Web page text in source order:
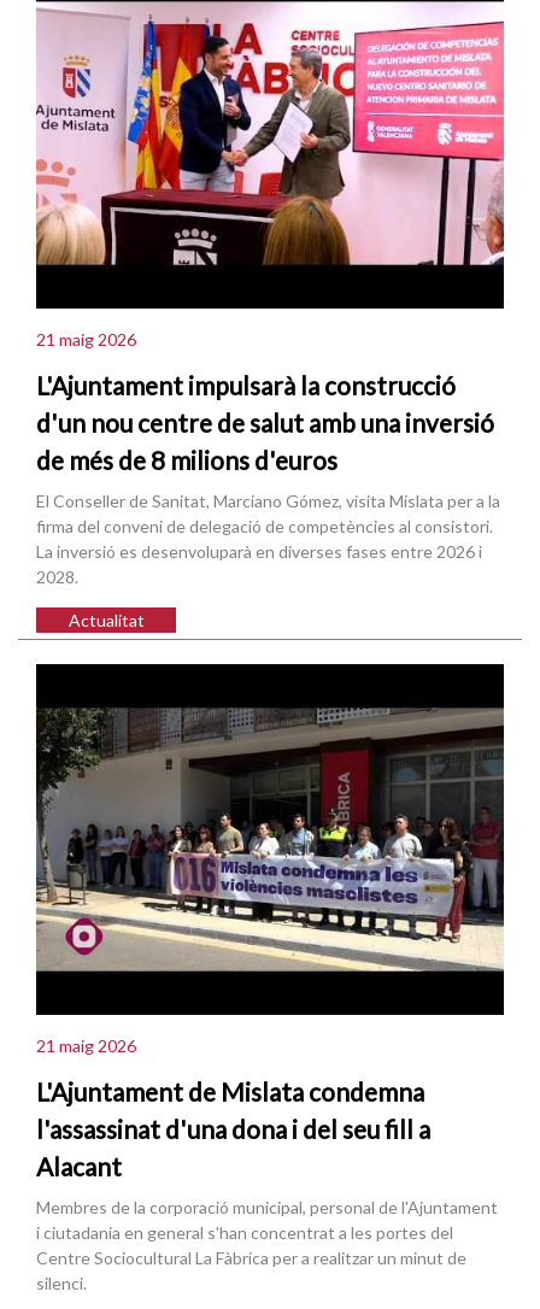
21 maig 2026
L'Ajuntament impulsarà la construcció
d'un nou centre de salut amb una inversió
de més de 8 milions d'euros
El Conseller de Sanitat, Marciano Gómez, visita Mislata per a la
firma del conveni de delegació de competències al consistori.
La inversió es desenvoluparà en diverses fases entre 2026 i
2028.
Actualitat
21 maig 2026
L'Ajuntament de Mislata condemna
l'assassinat d'una dona i del seu fill a
Alacant
Membres de la corporació municipal, personal de l'Ajuntament
i ciutadania en general s'han concentrat a les portes del
Centre Sociocultural La Fàbrica per a realitzar un minut de
silenci.